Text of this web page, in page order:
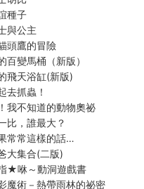
種子
與公主
頭鷹的冒險
百變馬桶（新版）
飛天浴缸(新版)
去抓蟲！
我不知道的動物奧祕
比，誰最大？
常常這樣的話…
大集合(二版)
★咻～動洞遊戲書
魔術－熱帶雨林的祕密